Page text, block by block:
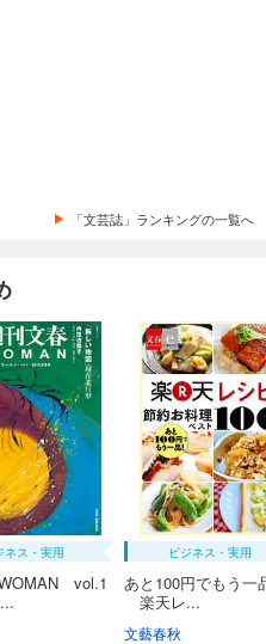
試し読み
号 (2021年7月号)
カート
試し読み
号 (2021年5月号)
カート
試し読み
「文芸誌」ランキングの一覧へ
ネス・実用
vol.1
ビジネス・実用
あと100円でもう一
楽天レ...
文藝春秋